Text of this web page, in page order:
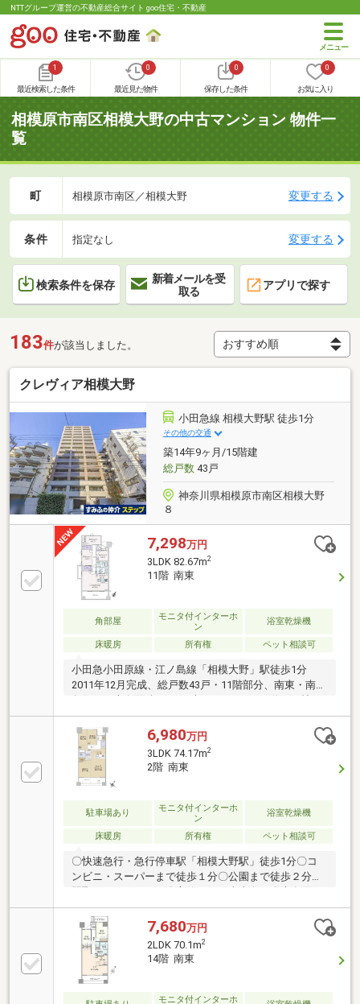
NTTグループ運営の不動産総合サイト goo住宅・不動産
1
最近検索した条件
0
最近見た物件
0
保存した条件
0
お気に入り
相模原市南区相模大野の中古マンション 物件一
覧
町 相模原市南区／相模大野 変更する
条件 指定なし 変更する
検索条件を保存
新着メールを受
取る
アプリで探す
183件が該当しました。
クレヴィア相模大野
小田急線 相模大野駅 徒歩1分
その他の交通
築14年9ヶ月/15階建
総戸数43戸
神奈川県相模原市南区相模大野
８
7,298万円
3LDK 82.67m2
11階 南東
角部屋
モニタ付インターホ
ン
浴室乾燥機
床暖房 所有権 ペット相談可
小田急小田原線・江ノ島線「相模大野」駅徒歩1分
2011年12月完成、総戸数43戸・11階部分、南東・南西
角住戸・専有面積82.67平米3LDK 2WIC・約19.2帖の
広々としたLDK、リビングにはTES温水式床暖房・明
るく開放的な対面式オープンキッチン・ガラストップ
コンロ、浄水器一体型水栓、静音シンク・ミストサウ
ナ付き浴室、浴室換気乾燥暖房機・三面鏡付洗面化粧
台、天板一体型スクエアボウル・約2.2mのハイサッ
シ、断熱性に優れたペアガラス・室内を広く使える逆
梁アウトフレーム工法・ペットと飼育可（細則あ
り）・２４時間ゴミ出し可・水回りクリーニング済
（2026年2月）
6,980万円
3LDK 74.17m2
2階 南東
駐車場あり
モニタ付インターホ
ン
浴室乾燥機
床暖房 所有権 ペット相談可
〇快速急行・急行停車駅「相模大野駅」徒歩1分〇コ
ンビニ・スーパーまで徒歩１分〇公園まで徒歩２分〇
間取り ：３ＬＤＫ〇方位 ：南東向き〇専有面
積 ：７４．１７㎡
7,680万円
2LDK 70.1m2
14階 南東
モニタ付インターホ